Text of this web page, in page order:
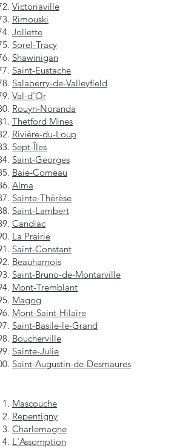
Victoriaville
Rimouski
Joliette
Sorel-Tracy
Shawinigan
Saint-Eustache
Salaberry-de-Valleyfield
Val-d'Or
Rouyn-Noranda
Thetford Mines
Rivière-du-Loup
Sept-Îles
Saint-Georges
Baie-Comeau
Alma
Sainte-Thérèse
Saint-Lambert
Candiac
La Prairie
Saint-Constant
Beauharnois
Saint-Bruno-de-Montarville
Mont-Tremblant
Magog
Mont-Saint-Hilaire
Saint-Basile-le-Grand
Boucherville
Sainte-Julie
Saint-Augustin-de-Desmaures
Mascouche
Repentigny
Charlemagne
L'Assomption